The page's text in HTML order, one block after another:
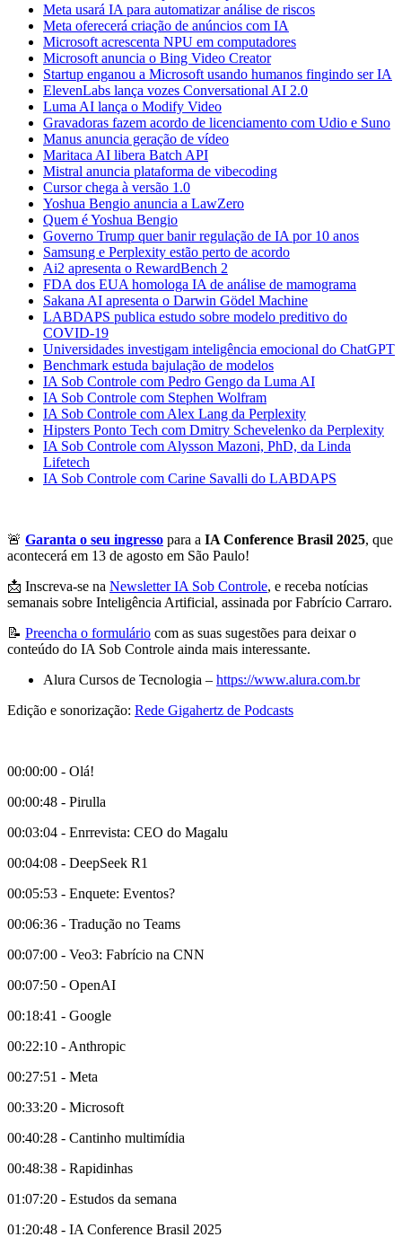
Meta usará IA para automatizar análise de riscos
Meta oferecerá criação de anúncios com IA
Microsoft acrescenta NPU em computadores
Microsoft anuncia o Bing Video Creator
Startup enganou a Microsoft usando humanos fingindo ser IA
ElevenLabs lança vozes Conversational AI 2.0
Luma AI lança o Modify Video
Gravadoras fazem acordo de licenciamento com Udio e Suno
Manus anuncia geração de vídeo
Maritaca AI libera Batch API
Mistral anuncia plataforma de vibecoding
Cursor chega à versão 1.0
Yoshua Bengio anuncia a LawZero
Quem é Yoshua Bengio
Governo Trump quer banir regulação de IA por 10 anos
Samsung e Perplexity estão perto de acordo
Ai2 apresenta o RewardBench 2
FDA dos EUA homologa IA de análise de mamograma
Sakana AI apresenta o Darwin Gödel Machine
LABDAPS publica estudo sobre modelo preditivo do
COVID-19
Universidades investigam inteligência emocional do ChatGPT
Benchmark estuda bajulação de modelos
IA Sob Controle com Pedro Gengo da Luma AI
IA Sob Controle com Stephen Wolfram
IA Sob Controle com Alex Lang da Perplexity
Hipsters Ponto Tech com Dmitry Schevelenko da Perplexity
IA Sob Controle com Alysson Mazoni, PhD, da Linda
Lifetech
IA Sob Controle com Carine Savalli do LABDAPS
🚨 Garanta o seu ingresso para a IA Conference Brasil 2025, que
acontecerá em 13 de agosto em São Paulo!
📩 Inscreva-se na ⁠Newsletter IA Sob Controle⁠, e receba notícias
semanais sobre Inteligência Artificial, assinada por Fabrício Carraro.
📝 ⁠Preencha o formulário⁠ com as suas sugestões para deixar o
conteúdo do IA Sob Controle ainda mais interessante.
Alura Cursos de Tecnologia – ⁠https://www.alura.com.br⁠
Edição e sonorização: ⁠Rede Gigahertz de Podcasts⁠
00:00:00 - Olá!
00:00:48 - Pirulla
00:03:04 - Enrrevista: CEO do Magalu
00:04:08 - DeepSeek R1
00:05:53 - Enquete: Eventos?
00:06:36 - Tradução no Teams
00:07:00 - Veo3: Fabrício na CNN
00:07:50 - OpenAI
00:18:41 - Google
00:22:10 - Anthropic
00:27:51 - Meta
00:33:20 - Microsoft
00:40:28 - Cantinho multimídia
00:48:38 - Rapidinhas
01:07:20 - Estudos da semana
01:20:48 - IA Conference Brasil 2025